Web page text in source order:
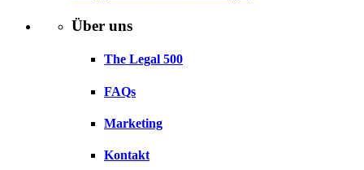
Über uns
The Legal 500
FAQs
Marketing
Kontakt